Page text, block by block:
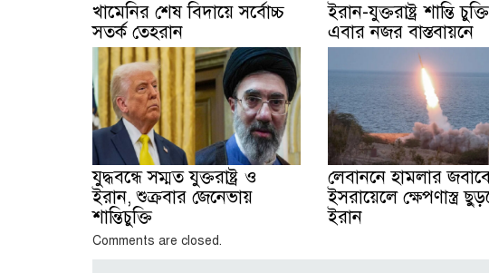
খামেনির শেষ বিদায়ে সর্বোচ্চ
সতর্ক তেহরান
ইরান-যুক্তরাষ্ট্র শান্তি
এবার নজর বাস্তবায়নে
যুদ্ধবন্ধে সম্মত যুক্তরাষ্ট্র ও
ইরান, শুক্রবার জেনেভায়
শান্তিচুক্তি
লেবাননে হামলার
ইসরায়েলে ক্ষেপণাস্ত্র
ইরান
Comments are closed.